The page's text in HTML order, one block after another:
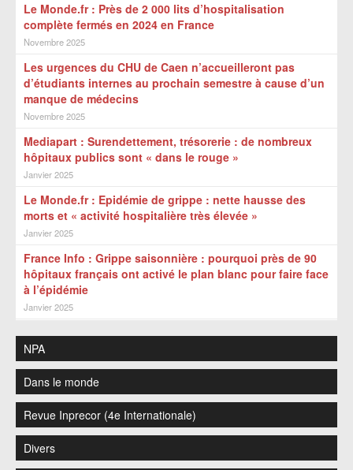
Le Monde.fr : Près de 2 000 lits d’hospitalisation
complète fermés en 2024 en France
Novembre 2025
Les urgences du CHU de Caen n’accueilleront pas
d’étudiants internes au prochain semestre à cause d’un
manque de médecins
Novembre 2025
Mediapart : Surendettement, trésorerie : de nombreux
hôpitaux publics sont « dans le rouge »
Janvier 2025
Le Monde.fr : Epidémie de grippe : nette hausse des
morts et « activité hospitalière très élevée »
Janvier 2025
France Info : Grippe saisonnière : pourquoi près de 90
hôpitaux français ont activé le plan blanc pour faire face
à l’épidémie
Janvier 2025
NPA
Dans le monde
Revue Inprecor (4e Internationale)
Divers